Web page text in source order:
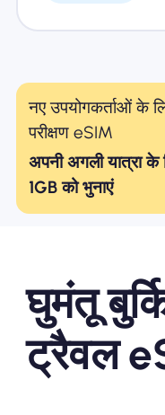
नए उपयोगकर्ताओं के
परीक्षण eSIM
अपनी अगली यात्रा के
1GB को भुनाएं
घुमंतू
ट्रैवल